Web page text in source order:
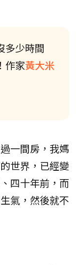
多少時間
作家黃大米
一間房，我媽
世界，已經變
四十年前，而
氣，然後就不